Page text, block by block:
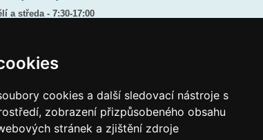
cookies a další sledovací nástroje s
zobrazení přizpůsobeného obsahu
stránek a zjištění zdroje
a středa - 7:30-17:00
9:30 - bezpečnostní přestávka
podatelna:
gov cz